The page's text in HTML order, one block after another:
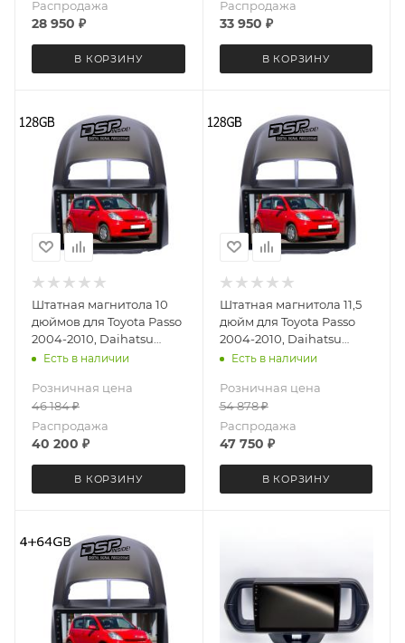
4+64 Gb
Распродажа
28 950 ₽
В КОРЗИНУ
Распродажа
33 950 ₽
В КОРЗИНУ
Штатная магнитола 10
дюймов для Toyota Passo
2004-2010, Daihatsu
Boon 2004-2010, Sirion
Pro 3D 4065-5697
Android 13 8+128 Gb
Есть в наличии
Розничная цена
46 184₽
Распродажа
40 200 ₽
В КОРЗИНУ
Штатная магнитола 11,5
дюйм для Toyota Passo
2004-2010, Daihatsu
Boon 2004-2010, Sirion
DUDU OS 7 версия 4065-
6711 экран 2K Android 13
8+128 Gb круговой обзор
360
Есть в наличии
Розничная цена
54 878₽
Распродажа
47 750 ₽
В КОРЗИНУ